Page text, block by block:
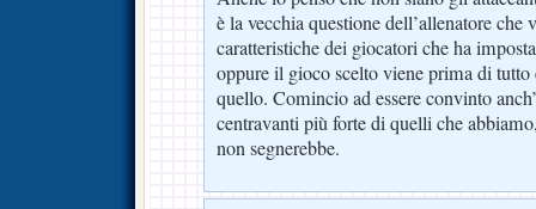
è la vecchia questione dell’allenatore che
caratteristiche dei giocatori che ha
oppure il gioco scelto viene prima di tutto
quello. Comincio ad essere convinto
centravanti più forte di quelli che
non segnerebbe.